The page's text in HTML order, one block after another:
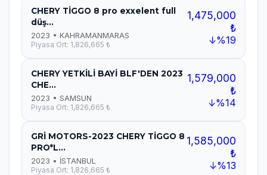
CHERY TİGGO 8 pro exxelent full
düş...
2023 • KAHRAMANMARAS
Piyasa Ort: 1,826,665 ₺
1,475,000
₺
↓%19
CHERY YETKİLİ BAYİ BLF'DEN 2023
CHE...
2023 • SAMSUN
Piyasa Ort: 1,826,665 ₺
1,579,000
₺
↓%14
GRİ MOTORS-2023 CHERY TİGGO 8
PRO*L...
2023 • İSTANBUL
Piyasa Ort: 1,826,665 ₺
1,585,000
₺
↓%13